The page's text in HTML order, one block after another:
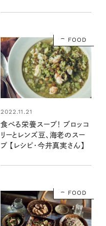
FOOD
2022.11.21
食べる栄養スープ！ ブロッコ
リーとレンズ豆、海老のスー
プ 【レシピ・今井真実さん】
FOOD